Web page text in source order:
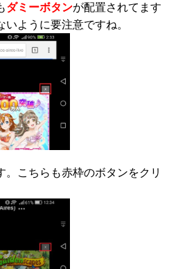
ダミーボタンが配置されてます
ように要注意ですね。
。こちらも赤枠のボタンをクリ